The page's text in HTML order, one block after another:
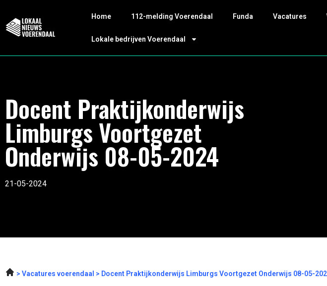
Home 112-melding Voerendaal Funda Vacatures
Lokale bedrijven Voerendaal
Docent Praktijkonderwijs
Limburgs Voortgezet
Onderwijs 08-05-2024
21-05-2024
Vacatures voerendaal Docent Praktijkonderwijs Limburgs Voortgezet Onderwijs 08-05-